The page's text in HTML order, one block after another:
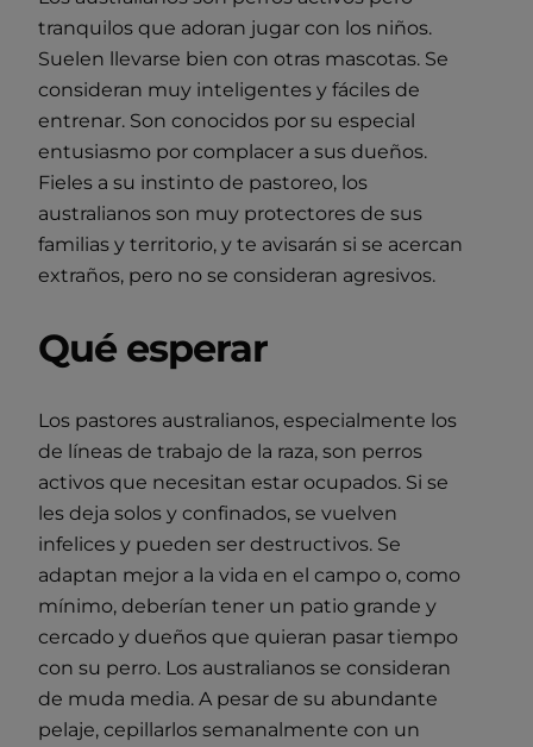
tranquilos que adoran jugar con los niños.
Suelen llevarse bien con otras mascotas. Se
consideran muy inteligentes y fáciles de
entrenar. Son conocidos por su especial
entusiasmo por complacer a sus dueños.
Fieles a su instinto de pastoreo, los
australianos son muy protectores de sus
familias y territorio, y te avisarán si se acercan
extraños, pero no se consideran agresivos.
Qué esperar
Los pastores australianos, especialmente los
de líneas de trabajo de la raza, son perros
activos que necesitan estar ocupados. Si se
les deja solos y confinados, se vuelven
infelices y pueden ser destructivos. Se
adaptan mejor a la vida en el campo o, como
mínimo, deberían tener un patio grande y
cercado y dueños que quieran pasar tiempo
con su perro. Los australianos se consideran
de muda media. A pesar de su abundante
pelaje, cepillarlos semanalmente con un